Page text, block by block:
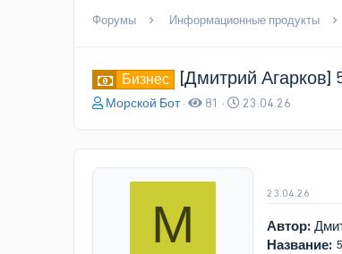
Форумы Информационные продукты
Бизнес [Дмитрий Агарков]
А
о
р
Морской Бот 81
Д
а
н
23.04.26
М
23.04.26
Автор:
Название: